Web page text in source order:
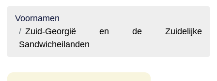
Voornamen
Zuid-Georgië en de Zuidelijke
Sandwicheilanden